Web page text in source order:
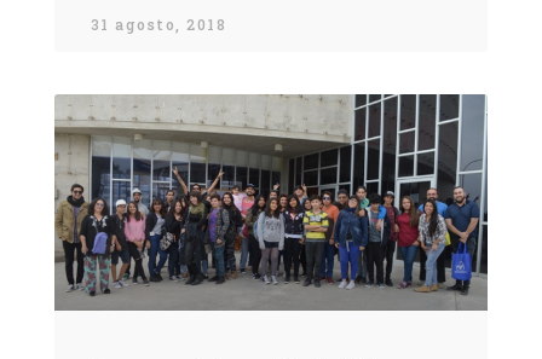
31 agosto, 2018